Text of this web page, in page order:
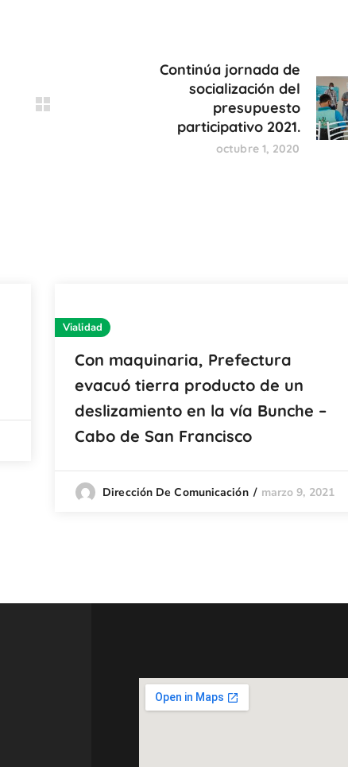
Continúa jornada de
socialización del
presupuesto
participativo 2021.
octubre 1, 2020
Vialidad
Con maquinaria, Prefectura
evacuó tierra producto de un
deslizamiento en la vía Bunche –
Cabo de San Francisco
Dirección De Comunicación marzo 9, 2021